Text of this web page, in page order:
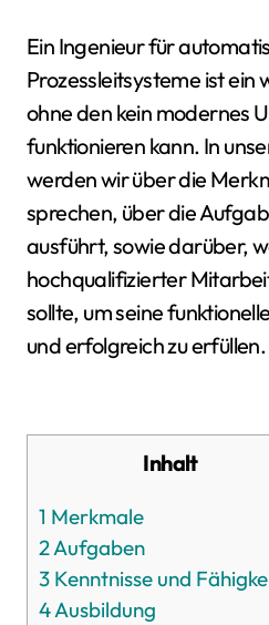
Ein Ingenieur für
Prozessleitsysteme ist
ohne den kein modernes
funktionieren kann. In
werden wir über die
sprechen, über die
ausführt, sowie darüber,
hochqualifizierter
sollte, um seine
und erfolgreich zu erfüllen.
Inhalt
1 Merkmale
2Aufgaben
3 Kenntnisse und
4Ausbildung